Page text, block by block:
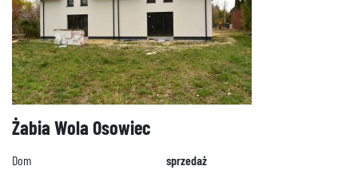
Żabia Wola Osowiec
Dom
sprzedaż